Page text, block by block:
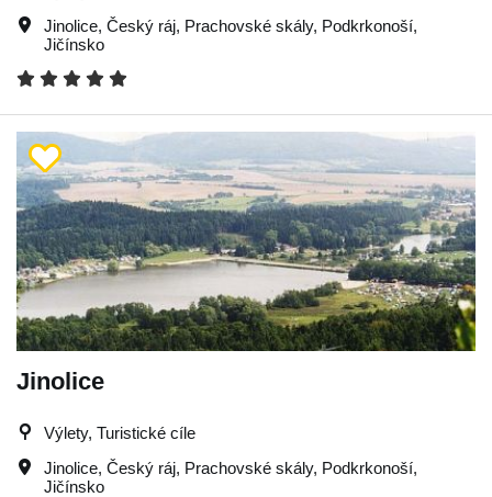
Jinolice, Český ráj, Prachovské skály, Podkrkonoší,
Jičínsko
Jinolice
Výlety, Turistické cíle
Jinolice, Český ráj, Prachovské skály, Podkrkonoší,
Jičínsko